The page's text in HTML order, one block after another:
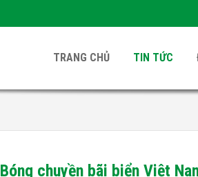
TRANG CHỦ TIN TỨC
Bóng chuyền bãi biển Việt